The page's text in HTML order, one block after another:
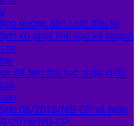
hướng dẫn Luật đầu tư
xử phạt lĩnh vực kế hoạch
tư
để làm thủ tục nhập khẩu
08/2015/NĐ-CP và Nghị
2018/NĐ-CP